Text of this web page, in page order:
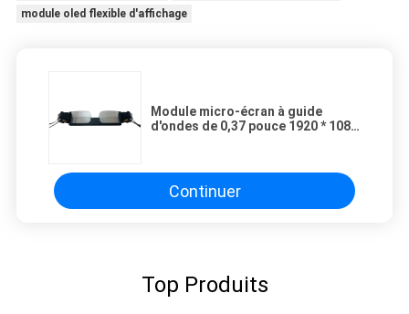
module oled flexible d'affichage
Module micro-écran à guide
d'ondes de 0,37 pouce 1920 * 1080
Continuer
Top Produits